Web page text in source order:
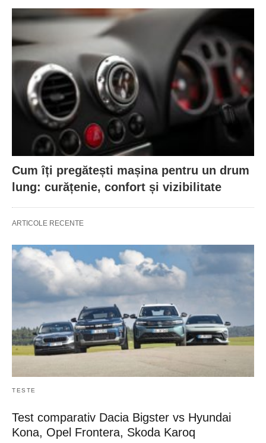
Cum îți pregătești mașina pentru un drum
lung: curățenie, confort și vizibilitate
ARTICOLE RECENTE
TESTE
Test comparativ Dacia Bigster vs Hyundai
Kona, Opel Frontera, Skoda Karoq